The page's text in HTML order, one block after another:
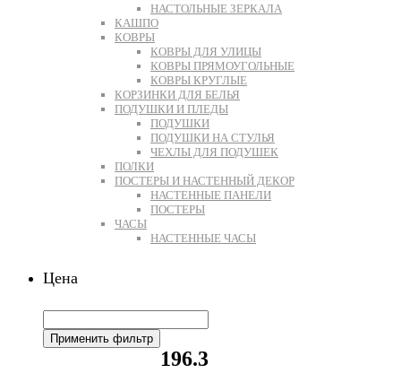
НАСТОЛЬНЫЕ ЗЕРКАЛА
КАШПО
КОВРЫ
КОВРЫ ДЛЯ УЛИЦЫ
КОВРЫ ПРЯМОУГОЛЬНЫЕ
КОВРЫ КРУГЛЫЕ
КОРЗИНКИ ДЛЯ БЕЛЬЯ
ПОДУШКИ И ПЛЕДЫ
ПОДУШКИ
ПОДУШКИ НА СТУЛЬЯ
ЧЕХЛЫ ДЛЯ ПОДУШЕК
ПОЛКИ
ПОСТЕРЫ И НАСТЕННЫЙ ДЕКОР
НАСТЕННЫЕ ПАНЕЛИ
ПОСТЕРЫ
ЧАСЫ
НАСТЕННЫЕ ЧАСЫ
Цена
Применить фильтр
196.3